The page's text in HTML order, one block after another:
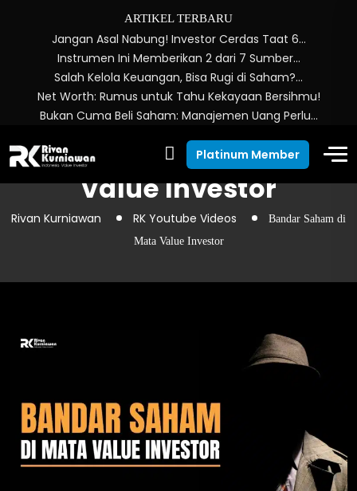
ARTIKEL TERBARU
Jangan Asal Nabung! Investor Cerdas Taat 6…
Instrumen Ini Memberikan 2 dari 7 Sumber…
Salah Kelola Keuangan, Bisa Rugi di Saham?…
Net Worth: Rumus untuk Tahu Kekayaan Bersihmu!
Bukan Cuma Beli Saham: Manajemen Uang Perlu…
Platinum Member
Bandar Saham di Mata
Value Investor
Rivan Kurniawan RK Youtube Videos
Bandar Saham di
Mata Value Investor